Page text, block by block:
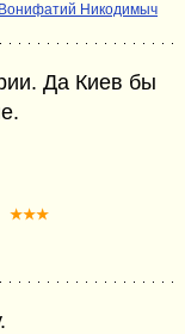
Вонифатий Никодимыч
Да Киев бы
★★★